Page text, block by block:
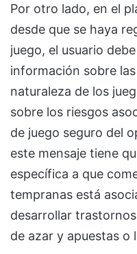
Por otro lado, en el
desde que se haya
juego, el usuario
información sobre
naturaleza de los
sobre los riesgos
de juego seguro del
este mensaje tiene
específica a que
tempranas está
desarrollar
de azar y apuestas o